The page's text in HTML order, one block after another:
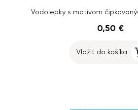
Vodolepky s motívom
0,50 €
Vložiť do košíka